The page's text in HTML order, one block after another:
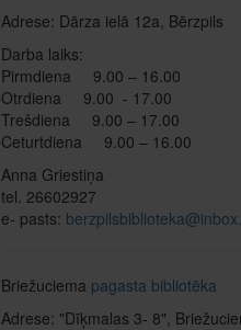
Adrese: Dārza ielā 12a, Bērzpils
Darba laiks:
Pirmdiena 9.00 – 16.00
Otrdiena 9.00 - 17.00
Trešdiena 9.00 – 17.00
Ceturtdiena 9.00 – 16.00
Anna Griestiņa
tel. 26602927
e- pasts:
Briežuciema pagasta bibliotēka
Adrese: "Dīķmalas 3- 8",